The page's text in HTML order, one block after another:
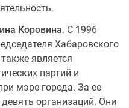
Коровина. С 1996
Хабаровского
является
партий и
мэре города. За ее
организаций. Они